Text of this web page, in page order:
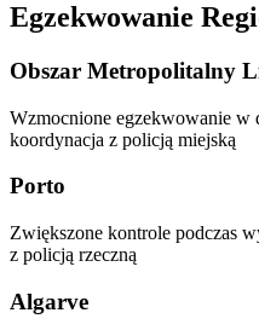
Egzekwowanie
Obszar Metropolitalny
Wzmocnione egzekwowanie w
koordynacja z policją miejską
Porto
Zwiększone kontrole podczas
z policją rzeczną
Algarve